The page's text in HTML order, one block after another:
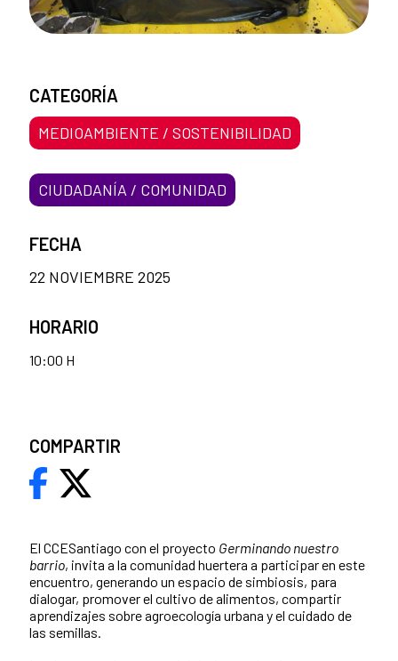
El CCESantiago con el proyecto Germinando nuestro
barrio, invita a la comunidad huertera a participar en este
encuentro, generando un espacio de simbiosis, para
dialogar, promover el cultivo de alimentos, compartir
aprendizajes sobre agroecología urbana y el cuidado de
las semillas.
CATEGORÍA
MEDIOAMBIENTE / SOSTENIBILIDAD
CIUDADANÍA / COMUNIDAD
FECHA
22 NOVIEMBRE 2025
HORARIO
10:00 H
COMPARTIR